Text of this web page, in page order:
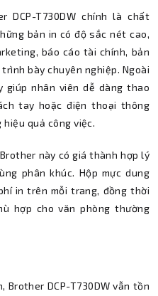
DCP-T730DW chính là chất
bản in có độ sắc nét cao,
báo cáo tài chính, bản
bày chuyên nghiệp. Ngoài
giúp nhân viên dễ dàng thao
tay hoặc điện thoại thông
quả công việc.
này có giá thành hợp lý
phân khúc. Hộp mực dung
in trên mỗi trang, đồng thời
hợp cho văn phòng thường
Brother DCP-T730DW vẫn tồn